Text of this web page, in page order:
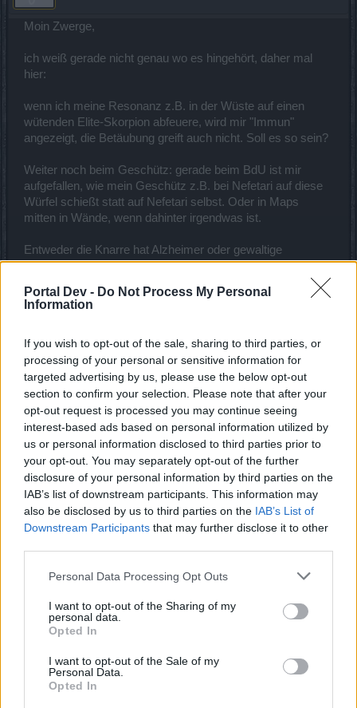
Portal Dev - Do Not Process My Personal
Information
If you wish to opt-out of the sale, sharing to third parties, or
processing of your personal or sensitive information for
targeted advertising by us, please use the below opt-out
section to confirm your selection. Please note that after your
opt-out request is processed you may continue seeing
interest-based ads based on personal information utilized by
us or personal information disclosed to third parties prior to
your opt-out. You may separately opt-out of the further
disclosure of your personal information by third parties on the
IAB’s list of downstream participants. This information may
also be disclosed by us to third parties on the IAB’s List of
Downstream Participants that may further disclose it to other
Personal Data Processing Opt Outs
I want to opt-out of the Sharing of my
personal data.
Opted In
I want to opt-out of the Sale of my
Personal Data.
Opted In
physisch = Autohit
Eisendrohne
Prozentuale Höhe des Schadens und was für Schaden?
50% des GS als Feuerschaden anheben
Explosive Unterstützung
beide Chancen der Auslösung sehr gering und
Ingenieur
beim Automatischen
der Kanonen.
Support Dampfi mit Bleihagel + Rakete + Spezialschuß erscheint
mir zu low.
Eisenzwerg + Sprengkugel + Raketenflug entzieht sich mir total.
Die 4 Elementebeherrschungen sind für meine Spielweise
irrelevant.
Im allgemeinen spielt es sich überhaupt nicht flüßig, ohne Runen
und Juwelen.
Hohe Dampfkosten und Abklingzeiten stören immer wieder den
Spielfluß.
Und machen aus dem Game ein "warten auf die Abklingzeit"
Rumgerenne.
Denn die Skills machen nur unter sich in Kombination erst Sinn.
erübrigen sich
umlegen?
Des weiteren haben ja Kanonen die gleiche HP wie man selbst,
was zu wenig ist.
Haben sie auch unsere Def + Ele-Def?
schon ewig zu lang.
Moin Zwerge,
ich weiß gerade nicht genau wo es hingehört, daher mal
hier:
wenn ich meine Resonanz z.B. in der Wüste auf einen
wütenden Elite-Skorpion abfeuere, wird mir "Immun"
angezeigt, die Betäubung greift auch nicht. Soll es so sein?
Weiter noch beim Geschütz: gerade beim BdU ist mir
aufgefallen, wie mein Geschütz z.B. bei Nefetari auf diese
Würfel schießt statt auf Nefetari selbst. Oder in Maps
mitten in Wände, wenn dahinter irgendwas ist.
Entweder die Knarre hat Alzheimer oder gewaltige
Probleme Prioritäten zu setzen. Wenn ein Mob auf mich
nicht verträumt in der Gegend rumschauen.
Geschütz kaum Auswirkung. Die Knarre trödelt sich
ständig einen zurecht.
Spiele ich etwa so mies oder hat die Knarre wirklich einen
Kolbenfresser?
29 Januar 2021
maju01gefällt dies.
Hagonir1
Meister eines Forums
Elite-Skorpion abfeuere, wird mir "Immun" angezeigt, die
Betäubung greift auch nicht.
wenn der skorpion eine aura um sich rum hat, so rote